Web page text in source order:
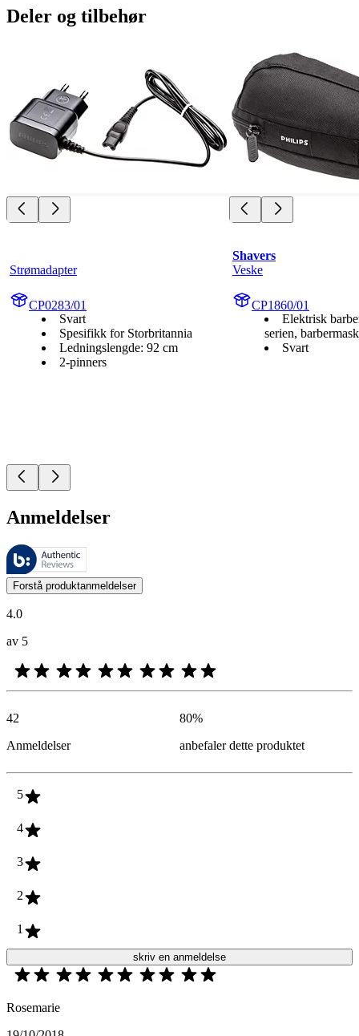
Deler og tilbehør
Strømadapter
CP0283/01
Svart
Spesifikk for Storbritannia
Ledningslengde: 92 cm
2-pinners
Shavers
Veske
CP1860/01
Elektrisk
serien,
Svart
Anmeldelser
Disse anmeldelsene forvaltes av Bazaarvoice og overholder
Kundenes meninger i form av produkt- og stjernevurdering er
Forstå produktanmeldelser
4.0
av 5
42
Anmeldelser
80%
anbefaler dette produktet
5
4
3
2
1
skriv en anmeldelse
Rosemarie